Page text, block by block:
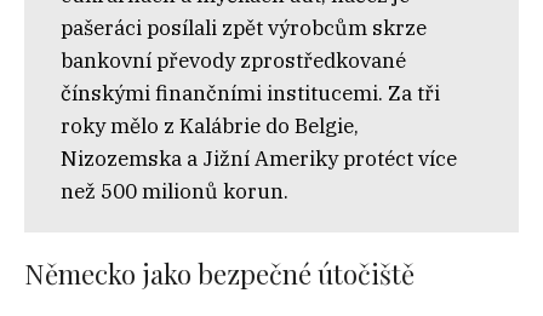
pašeráci posílali zpět výrobcům skrze
bankovní převody zprostředkované
čínskými finančními institucemi. Za tři
roky mělo z Kalábrie do Belgie,
Nizozemska a Jižní Ameriky protéct více
než 500 milionů korun.
Německo jako bezpečné útočiště